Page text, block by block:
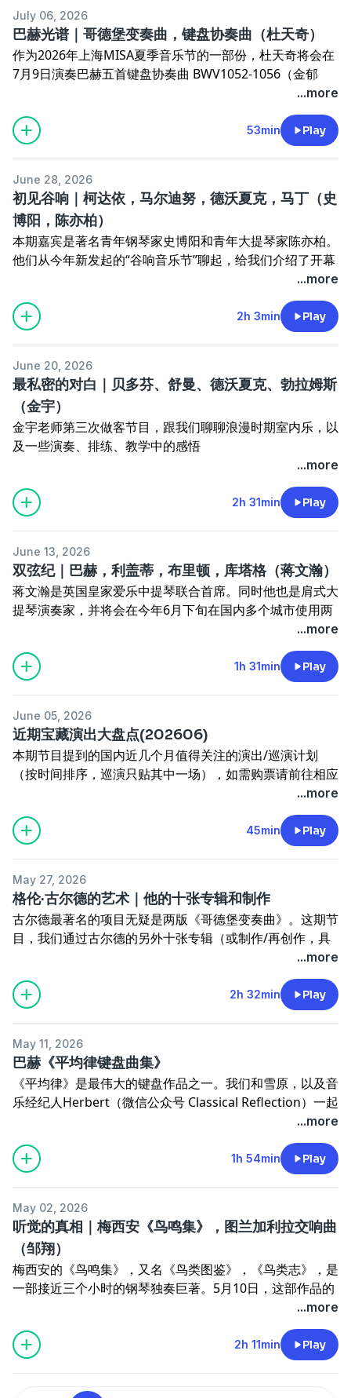
本期使用录音，切利比达克&MPO的Altus东京现场录音，
完整版从46:38开始
在小宇宙查看该单集文稿
July 06, 2026
巴赫光谱｜哥德堡变奏曲，键盘协奏曲（杜天奇）
作为2026年上海MISA夏季音乐节的一部份，杜天奇将会在
7月9日演奏巴赫五首键盘协奏曲 BWV1052-1056（金郁
使用响声App浏览本期MISA音乐节，参与抽演出票，具体
支持的场次请查看
（通过响声App打开，可以
直接进入演出页面参加活动）
相关单集
👉 和雪原聊 哥德堡变奏曲
本期时点（录音片段）
01:10哥德堡变奏 var. 26（杜天奇）
06:50哥德堡变奏 var. 3 （杜天奇）
14:46
20:15
BWV 1053 （Academy of St Martin in the Fields）
BWV 1056（Glenn Gould, Columbia Symphony
37:39BWV 1052 (Simone Dinnerstein)
在小宇宙查看该单集文稿
...more
53min Play
June 28, 2026
初见谷响｜柯达依，马尔迪努，德沃夏克，马丁（史
博阳，陈亦柏）
本期嘉宾是著名青年钢琴家史博阳和青年大提琴家陈亦柏。
他们从今年新发起的“谷响音乐节”聊起，给我们介绍了开幕
节目里我提到马丁的三重奏在下半场。这首曲目其实是上半
场。
白女王国际音乐比赛。
本期时点
00:01谷响音乐节
17:05柯达依 大提琴小奏鸣曲 （Im Zimmer）
37:17马尔迪努 三首牧歌（Maxim Rysanov）
72:26
德沃夏克五重奏 Op. 81（Pavel Haas Quartet &
Boris Giltburg）
...more
2h 3min Play
June 20, 2026
最私密的对白｜贝多芬、舒曼、德沃夏克、勃拉姆斯
（金宇）
金宇老师第三次做客节目，跟我们聊聊浪漫时期室内乐，以
及一些演奏、排练、教学中的感悟
29:12
贝多芬第五钢琴三重奏 Ghost Op. 70
38:30
92:00 勃拉姆斯第一大提琴奏鸣曲 Op. 38
120:51勃拉姆斯第一小提琴奏鸣曲 Op. 78
在小宇宙查看该单集文稿
...more
2h 31min Play
June 13, 2026
双弦纪｜巴赫，利盖蒂，布里顿，库塔格（蒋文瀚）
蒋文瀚是英国皇家爱乐中提琴联合首席。同时他也是肩式大
提琴演奏家，并将会在今年6月下旬在国内多个城市使用两
00:01
巴赫 第六大提琴无伴奏组曲 库兰特舞曲
06:03
库塔格 《符号·游戏·讯息》Zold erdobol magyar
12:00 库塔格 《符号·游戏·讯息》in memoriam Blum
Tamas
14:07巴赫 BWV1004之恰空，中提琴改编版
22:55利盖蒂 中提琴奏鸣曲第二乐章 《环》
29:00
库塔格 《符号·游戏·讯息》Level Ligeti Veranak
31:55
库塔格 《符号·游戏·讯息》Kromatikus feleselos
41:04巴赫 第六大提琴无伴奏组曲 前奏曲
50:19巴赫 第六大提琴无伴奏组曲 加沃特舞曲
56:31布里顿 第三大提琴无伴奏组曲 IXe. Grant Repose
Together with the Saints
60:04布里顿 第三大提琴无伴奏组曲 IV. Barcarola. Lento
67:37布里顿 第三大提琴无伴奏组曲 IXa. Passacaglia.
81:20
85:48
在小宇宙查看该单集文稿
...more
1h 31min Play
June 05, 2026
近期宝藏演出大盘点(202606)
本期节目提到的国内近几个月值得关注的演出/巡演计划
（按时间排序，巡演只贴其中一场），如需购票请前往相应
02:03
08:20
13:26黄家正
16:50张昊辰
17:56安娜·拉普伍德
21:08布莱克肖
25:10
27:15
29:33柏林爱乐十二把大提琴
31:54法国魅影单簧管四重奏
33:53 迈斯特&肖赫 钢琴小号二重奏
36:24金宇
37:27许忠&苏交，吕绍嘉&杭爱
...more
45min Play
May 27, 2026
格伦·古尔德的艺术｜他的十张专辑和制作
古尔德最著名的项目无疑是两版《哥德堡变奏曲》。这期节
目，我们通过古尔德的另外十张专辑（或制作/再创作，具
体作品参考下方时点），更完整地认识这位颇具争议的角
相关单集：
本期播放列表：
00:05关于提醒大家关注响声小红书账号，给响声App打五
星的广告
01:42古尔德一生时间线
08:31伯德、吉本斯音乐合集 A Consort of Musicke bye
23:39
39:46
54:29莫扎特 K.331
67:23格里格 钢琴奏鸣曲 Op. 7
75:15瓦格纳 《纽伦堡名歌手》钢琴改编（剪辑叠加）
83:20理查·施特劳斯 《伊诺克·阿登》
104:08古尔德原创对位广播剧 《孤独三部曲》
122:17古尔德 So You Want To Write A Fugue
134:50韦伯恩 钢琴变奏曲 Op. 27
满老师资料（大部份在 YouTube，麻烦自行在bilibili搜索
关键字）
Glenn Gould website：
https://glenngould.com
孤独三部曲：
《北方的观念》
...more
2h 32min Play
May 11, 2026
巴赫《平均律键盘曲集》
《平均律》是最伟大的键盘作品之一。我们和雪原，以及音
乐经纪人Herbert（微信公众号 Classical Reflection）一起
聊了聊平均律的概念，我们各自喜爱的几首，乐器和近期相
请大家关注下列演出
本期时点
WTC II=平均律第二本
02:09WTC II 降B小调 BWV 891 前奏曲（Gould）
06:26WTC II 升F小调 BWV 883 前奏曲（部分，Edwin
Fischer）
18:38WTC I C大调 BWV 846 前奏曲（John Butt）
35:36
WTC I C小调 BWV 847 前奏曲（John Butt）
38:02
WTC I C小调 BWV 847 赋格（John Butt）
WTC I 升C小调 BWV 849 前奏曲（Edwin Fischer）
...more
1h 54min Play
May 02, 2026
听觉的真相｜梅西安《鸟鸣集》，图兰加利拉交响曲
（邹翔）
梅西安的《鸟鸣集》，又名《鸟类图鉴》，《鸟类志》，是
一部接近三个小时的钢琴独奏巨著。5月10日，这部作品的
在响声App搜索代号，听作品录音，读作品介绍👇
本期节目使用鸟鸣集录音节选来自 Yvonne Loriod 专辑。
...more
2h 11min Play